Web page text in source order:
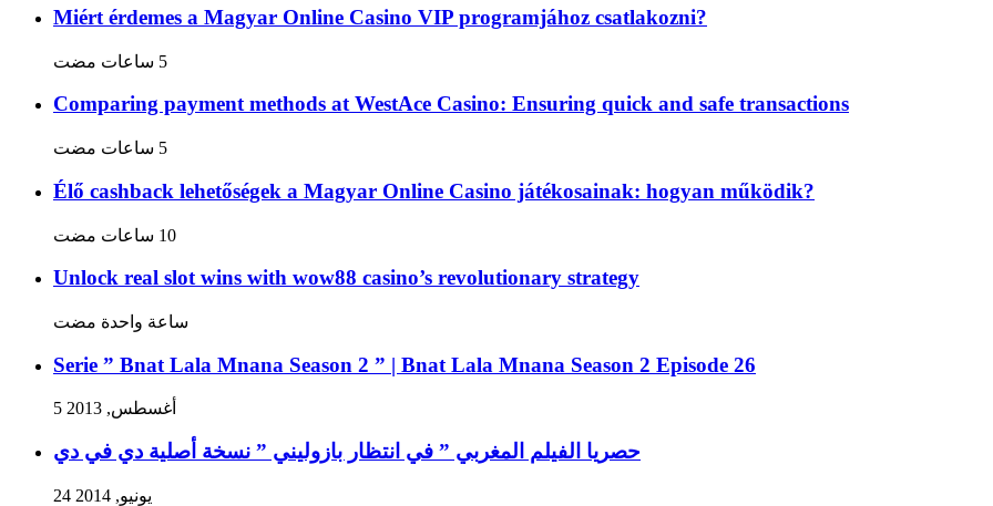
Miért érdemes a Magyar Online Casino VIP programjához csatlakozni?
Comparing payment methods at WestAce Casino: Ensuring quick and safe transactions
Élő cashback lehetőségek a Magyar Online Casino játékosainak: hogyan működik?
Unlock real slot wins with wow88 casino’s revolutionary strategy
‏ساعة واحدة مضت
Serie ” Bnat Lala Mnana Season 2 ” | Bnat Lala Mnana Season 2 Episode 26
5 أغسطس, 2013
حصريا الفيلم المغربي ” في انتظار بازوليني ” نسخة أصلية دي في دي
24 يونيو, 2014